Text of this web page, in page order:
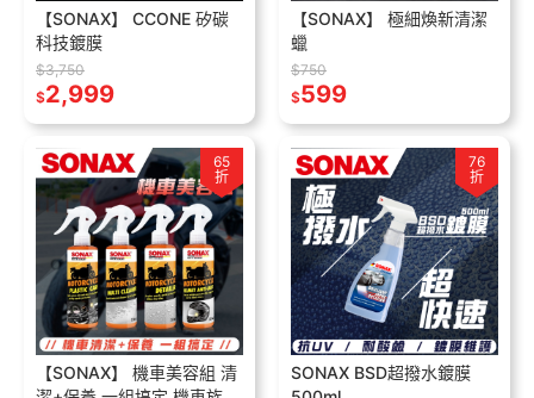
【SONAX】 CCONE 矽碳
科技鍍膜
$3,750
$2,999
【SONAX】 極細煥新清潔
蠟
$750
$599
65
折
【SONAX】 機車美容組 清
76
折
SONAX BSD超撥水鍍膜